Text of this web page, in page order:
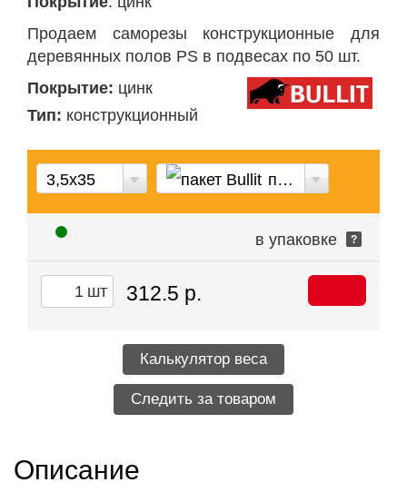
Продаем саморезы конструкционные для
деревянных полов PS в подвесах по 50 шт.
Покрытие: цинк
Тип: конструкционный
3,5х35 пакет Bullit
в упаковке ?
шт 312.5 р.
Калькулятор веса
Следить за товаром
Описание